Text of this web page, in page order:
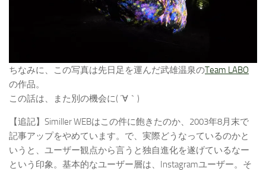
ちなみに、この写真は先日足を運んだ武雄温泉のTeam LABO
の作品。
この話は、また別の機会に( ´∀｀)
【追記】Similler WEBはこの件に飽きたのか、2003年8月末で
記事アップをやめています。で、実際どうなっているのかと
いうと、ユーザー観点から言うと独自進化を遂げているなー
という印象。基本的なユーザー層は、Instagramユーザー。そ